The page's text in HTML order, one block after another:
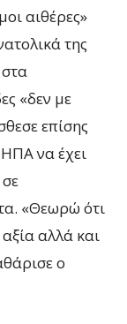
αιθέρες»
της
«δεν με
επίσης
να έχει
«Θεωρώ ότι
αλλά και
ο